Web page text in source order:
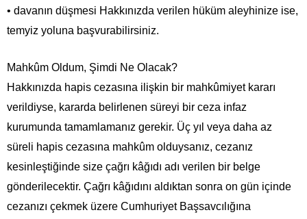
• davanın düşmesi Hakkınızda verilen hüküm aleyhinize ise,
temyiz yoluna başvurabilirsiniz.
Mahkûm Oldum, Şimdi Ne Olacak?
Hakkınızda hapis cezasına ilişkin bir mahkûmiyet kararı
verildiyse, kararda belirlenen süreyi bir ceza infaz
kurumunda tamamlamanız gerekir. Üç yıl veya daha az
süreli hapis cezasına mahkûm olduysanız, cezanız
kesinleştiğinde size çağrı kâğıdı adı verilen bir belge
gönderilecektir. Çağrı kâğıdını aldıktan sonra on gün içinde
cezanızı çekmek üzere Cumhuriyet Başsavcılığına